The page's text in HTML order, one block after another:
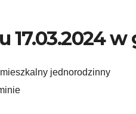
w
jednorodzinny